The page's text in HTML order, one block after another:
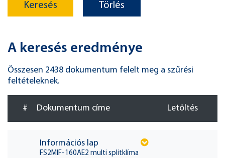
Keresés Törlés
A keresés eredménye
Összesen 2438 dokumentum felelt meg a szűrési
feltételeknek.
# Dokumentum címe Letöltés
Információs lap
FS2MIF-160AE2 multi splitklíma